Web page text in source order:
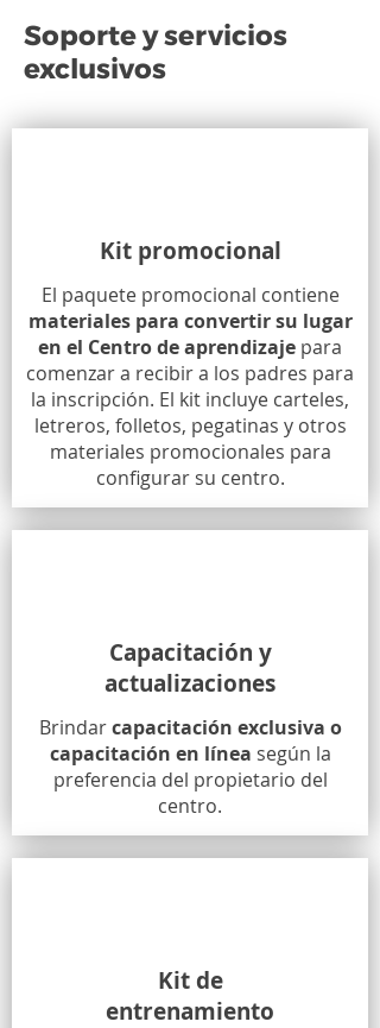
Soporte y servicios
exclusivos
Kit promocional
El paquete promocional contiene
materiales para convertir su lugar
en el Centro de aprendizaje para
comenzar a recibir a los padres para
la inscripción. El kit incluye carteles,
letreros, folletos, pegatinas y otros
materiales promocionales para
configurar su centro.
Capacitación y
actualizaciones
Brindarcapacitación exclusiva o
capacitación en línea según la
preferencia del propietario del
centro.
Kit de
entrenamiento